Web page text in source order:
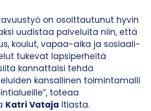
on osoittautunut hyvin
uudistaa palveluita niin, että
koulut, vapaa-aika ja sosiaali-
tukevat lapsiperheitä
kannattaisi tehdä
kansallinen toimintamalli
toteaa
Katri Vataja Itlasta.